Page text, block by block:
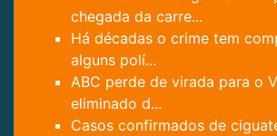
chegada da carre...
Há décadas o crime tem
alguns polí...
ABC perde de virada para o
eliminado d...
Casos confirmados de